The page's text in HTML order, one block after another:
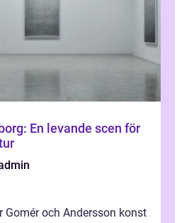
En levande scen för
Gomér och Andersson konst